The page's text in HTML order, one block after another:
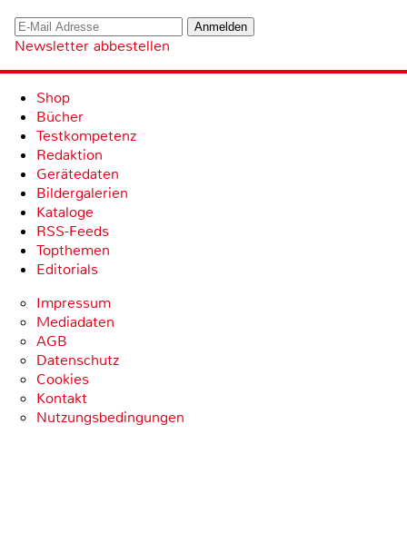
Newsletter abbestellen
Shop
Bücher
Testkompetenz
Redaktion
Gerätedaten
Bildergalerien
Kataloge
RSS-Feeds
Topthemen
Editorials
Impressum
Mediadaten
AGB
Datenschutz
Cookies
Kontakt
Nutzungsbedingungen